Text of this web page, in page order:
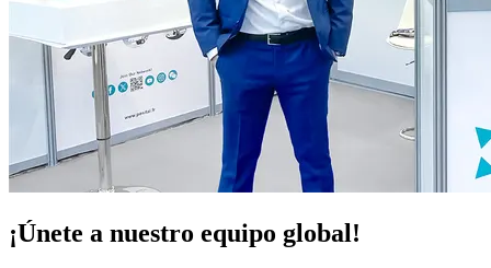
¡Únete a nuestro equipo global!